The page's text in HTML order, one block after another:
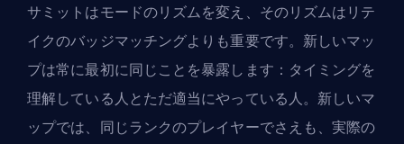
サミットはモードのリズムを変え、そのリズムはリテ
イクのバッジマッチングよりも重要です。新しいマッ
プは常に最初に同じことを暴露します：タイミングを
理解している人とただ適当にやっている人。新しいマ
ップでは、同じランクのプレイヤーでさえも、実際の